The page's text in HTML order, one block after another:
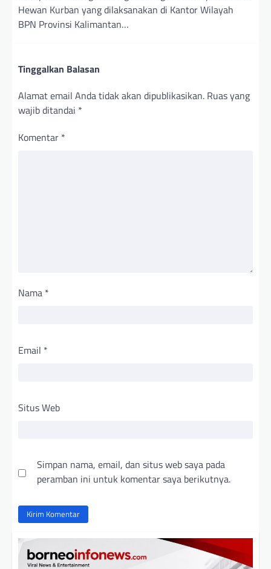
Hewan Kurban yang dilaksanakan di Kantor Wilayah
BPN Provinsi Kalimantan…
Tinggalkan Balasan
Alamat email Anda tidak akan dipublikasikan. Ruas yang
wajib ditandai *
Komentar *
Nama *
Email *
Situs Web
Simpan nama, email, dan situs web saya pada
peramban ini untuk komentar saya berikutnya.